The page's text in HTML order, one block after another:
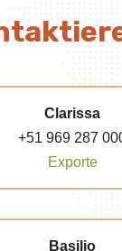
Clarissa
+51 969 287
Exporte
Basilio